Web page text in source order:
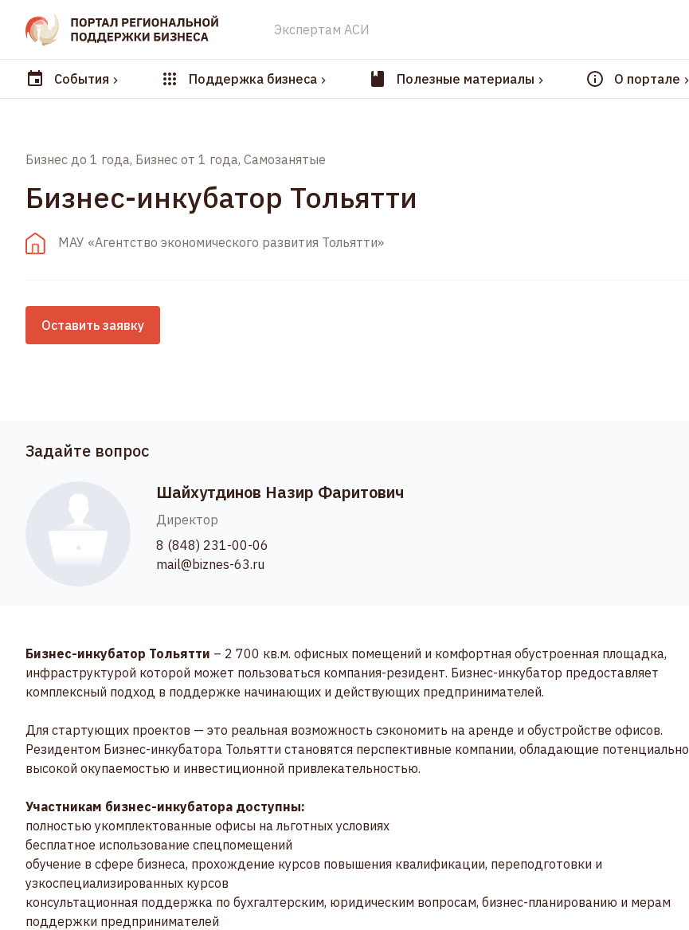
Экспертам АСИ
События Поддержка бизнеса Полезные материалы О портале
Бизнес до 1 года, Бизнес от 1 года, Самозанятые
Бизнес-инкубатор Тольятти
МАУ «Агентство экономического развития Тольятти»
Оставить заявку
Задайте вопрос
Шайхутдинов Назир Фаритович
Директор
8 (848) 231-00-06
mail@biznes-63.ru
Бизнес-инкубатор Тольятти – 2 700 кв.м. офисных помещений и комфортная обустроенная площадка,
инфраструктурой которой может пользоваться компания-резидент. Бизнес-инкубатор предоставляет
комплексный подход в поддержке начинающих и действующих предпринимателей.
Для стартующих проектов — это реальная возможность сэкономить на аренде и обустройстве офисов.
Резидентом Бизнес-инкубатора Тольятти становятся перспективные компании, обладающие потенциально
высокой окупаемостью и инвестиционной привлекательностью.
Участникам бизнес-инкубатора доступны:
полностью укомплектованные офисы на льготных условиях
бесплатное использование спецпомещений
обучение в сфере бизнеса, прохождение курсов повышения квалификации, переподготовки и
узкоспециализированных курсов
консультационная поддержка по бухгалтерским, юридическим вопросам, бизнес-планированию и мерам
поддержки предпринимателей